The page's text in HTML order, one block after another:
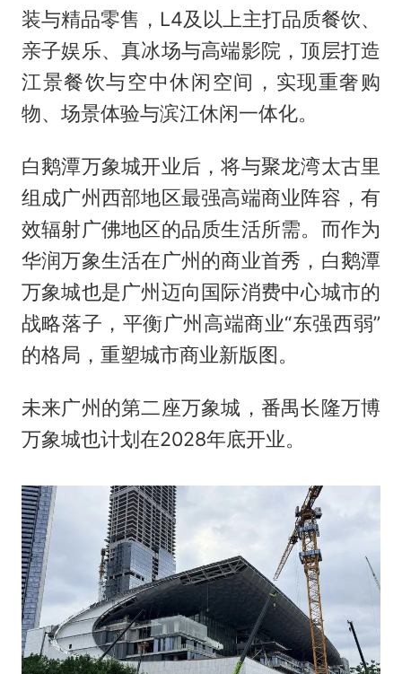
装与精品零售，L4及以上主打品质餐饮、
亲子娱乐、真冰场与高端影院，顶层打造
江景餐饮与空中休闲空间，实现重奢购
物、场景体验与滨江休闲一体化。
白鹅潭万象城开业后，将与聚龙湾太古里
组成广州西部地区最强高端商业阵容，有
效辐射广佛地区的品质生活所需。而作为
华润万象生活在广州的商业首秀，白鹅潭
万象城也是广州迈向国际消费中心城市的
战略落子，平衡广州高端商业“东强西弱”
的格局，重塑城市商业新版图。
未来广州的第二座万象城，番禺长隆万博
万象城也计划在2028年底开业。